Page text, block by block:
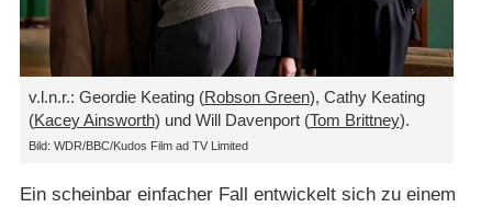
v.l.n.r.: Geordie Keating (Robson Green), Cathy Keating
(Kacey Ainsworth) und Will Davenport (Tom Brittney).
Bild: WDR/BBC/Kudos Film ad TV Limited
Ein scheinbar einfacher Fall entwickelt sich zu einem